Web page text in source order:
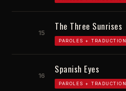
15
The Three Sunrises
PAROLES + TRADUCTION
16
Spanish Eyes
PAROLES + TRADUCTION